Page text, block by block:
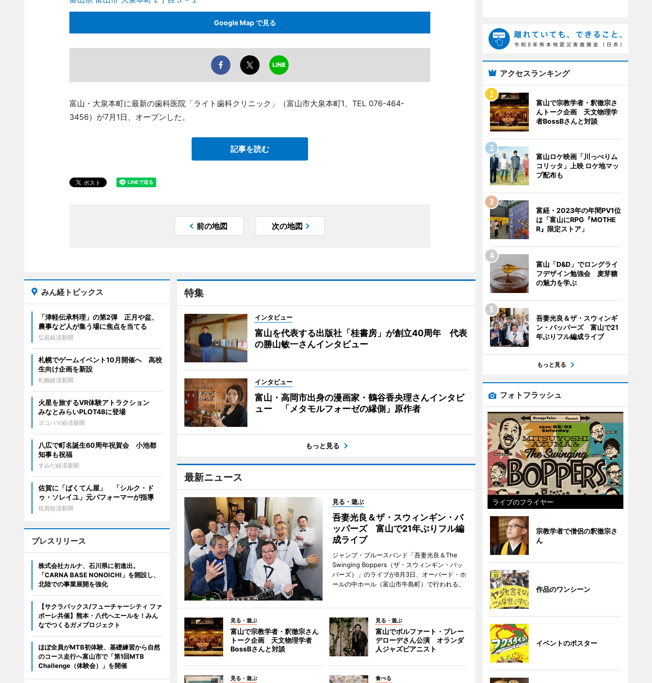
Google Map で見る
富山・大泉本町に最新の歯科医院「ライト歯科クリニック」（富山市大泉本町1、TEL 076-464-
3456）が7月1日、オープンした。
記事を読む
前の地図 次の地図
特集
インタビュー
富山を代表する出版社「桂書房」が創立40周年 代表
の勝山敏一さんインタビュー
インタビュー
富山・高岡市出身の漫画家・鶴谷香央理さんインタビ
ュー 「メタモルフォーゼの縁側」原作者
もっと見る
最新ニュース
見る・遊ぶ
吾妻光良＆ザ・スウィンギン・バ
ッパーズ 富山で21年ぶりフル編
成ライブ
ジャンプ・ブルースバンド「吾妻光良＆The
Swinging Boppers（ザ・スウィンギン・バッ
パーズ）」のライブが8月3日、オーバード・ホ
ールの中ホール（富山市牛島町）で行われる。
見る・遊ぶ
富山で宗教学者・釈徹宗さん
トーク企画 天文物理学者
BossBさんと対談
見る・遊ぶ
富山でボルファート・ブレー
デローデさん公演 オランダ
人ジャズピアニスト
見る・遊ぶ 食べる
みん経トピックス
「津軽伝承料理」の第2弾 正月や盆、
農事など人が集う場に焦点を当てる
弘前経済新聞
札幌でゲームイベント10月開催へ 高校
生向け企画を新設
札幌経済新聞
火星を旅するVR体験アトラクション
みなとみらいPLOT48に登場
ヨコハマ経済新聞
八広で町名誕生60周年祝賀会 小池都
知事も祝福
すみだ経済新聞
佐賀に「ばくてん屋」 「シルク・ド
ゥ・ソレイユ」元パフォーマーが指導
佐賀経済新聞
プレスリリース
株式会社カルナ、石川県に初進出。
「CARNA BASE NONOICHI」を開設し、
北陸での事業展開を強化
【サクラパックス/フューチャーシティ ファ
ボーレ共催】熊本・八代へエールを！みん
なでつくるガメプロジェクト
ほぼ全員がMTB初体験、基礎練習から自然
のコース走行へ富山市で「第1回MTB
Challenge（体験会）」を開催
アクセスランキング
富山で宗教学者・釈徹宗さ
んトーク企画 天文物理学
者BossBさんと対談
富山ロケ映画「川っぺりム
コリッタ」上映 ロケ地マッ
プ配布も
富経・2023年の年間PV1位
は「富山にRPG『MOTHE
R』限定ストア」
富山「D&D」でロングライ
フデザイン勉強会 麦芽糖
の魅力を学ぶ
吾妻光良＆ザ・スウィンギ
ン・バッパーズ 富山で21
年ぶりフル編成ライブ
もっと見る
フォトフラッシュ
ライブのフライヤー
宗教学者で僧侶の釈徹宗さ
ん
作品のワンシーン
イベントのポスター